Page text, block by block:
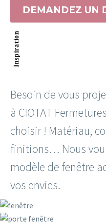
DEMANDEZ UN
Inspiration
Besoin de vous
à CIOTAT
choisir ! Matériau,
finitions… Nous
modèle de fenêtre
vos envies.